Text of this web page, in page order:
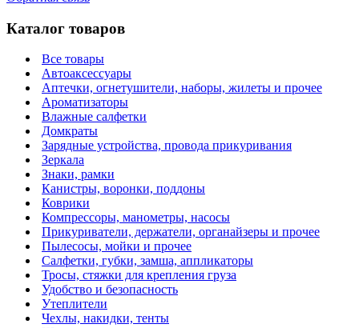
Каталог товаров
Все товары
Автоаксессуары
Аптечки, огнетушители, наборы, жилеты и прочее
Ароматизаторы
Влажные салфетки
Домкраты
Зарядные устройства, провода прикуривания
Зеркала
Знаки, рамки
Канистры, воронки, поддоны
Коврики
Компрессоры, манометры, насосы
Прикуриватели, держатели, органайзеры и прочее
Пылесосы, мойки и прочее
Салфетки, губки, замша, аппликаторы
Тросы, стяжки для крепления груза
Удобство и безопасность
Утеплители
Чехлы, накидки, тенты